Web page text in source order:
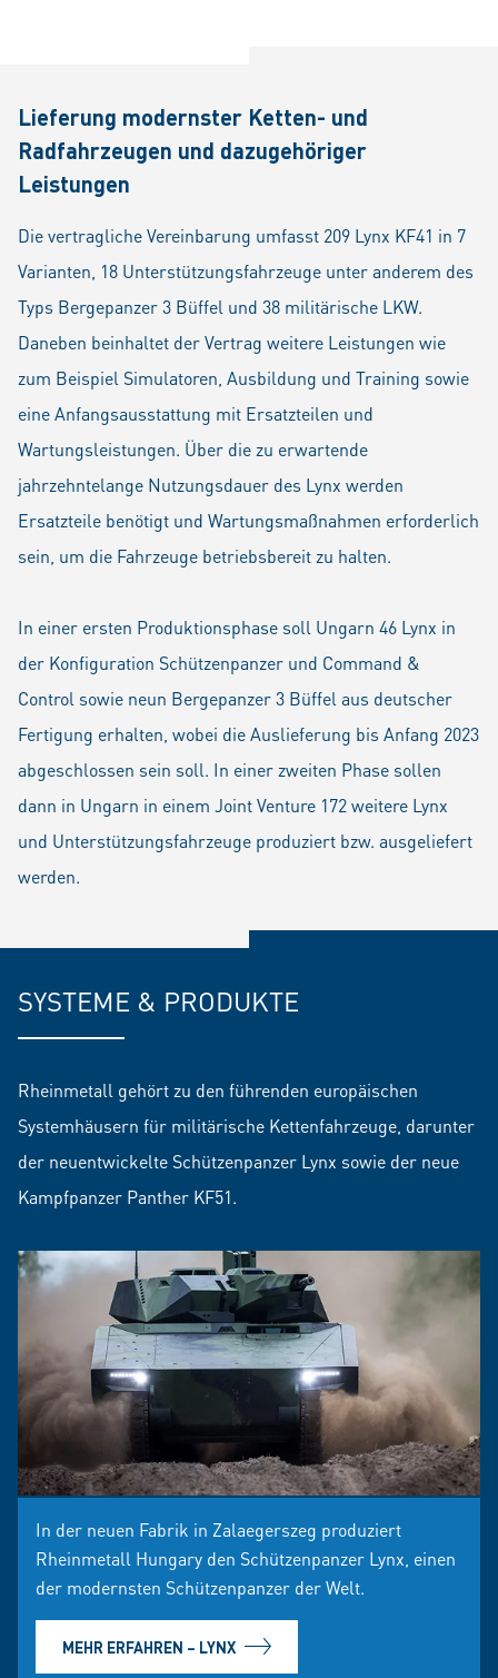
Lieferung modernster Ketten- und
Radfahrzeugen und dazugehöriger
Leistungen
Die vertragliche Vereinbarung umfasst 209 Lynx KF41 in 7
Varianten, 18 Unterstützungsfahrzeuge unter anderem des
Typs Bergepanzer 3 Büffel und 38 militärische LKW.
Daneben beinhaltet der Vertrag weitere Leistungen wie
zum Beispiel Simulatoren, Ausbildung und Training sowie
eine Anfangsausstattung mit Ersatzteilen und
Wartungsleistungen. Über die zu erwartende
jahrzehntelange Nutzungsdauer des Lynx werden
Ersatzteile benötigt und Wartungsmaßnahmen erforderlich
sein, um die Fahrzeuge betriebsbereit zu halten.
In einer ersten Produktionsphase soll Ungarn 46 Lynx in
der Konfiguration Schützenpanzer und Command &
Control sowie neun Bergepanzer 3 Büffel aus deutscher
Fertigung erhalten, wobei die Auslieferung bis Anfang 2023
abgeschlossen sein soll. In einer zweiten Phase sollen
dann in Ungarn in einem Joint Venture 172 weitere Lynx
und Unterstützungsfahrzeuge produziert bzw. ausgeliefert
werden.​​​​
SYSTEME & PRODUKTE
Rheinmetall gehört zu den führenden europäischen
Systemhäusern für militärische Kettenfahrzeuge, darunter
der neuentwickelte Schützenpanzer Lynx sowie der neue
Kampfpanzer Panther KF51.
In der neuen Fabrik in Zalaegerszeg produziert
Rheinmetall Hungary den Schützenpanzer Lynx, einen
der modernsten Schützenpanzer der Welt.
MEHR ERFAHREN – LYNX